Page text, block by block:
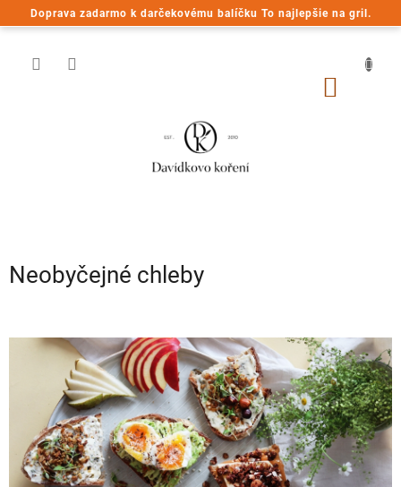
Doprava zadarmo k darčekovému balíčku To najlepšie na gril.
Prejsť
na
Neobyčejné chleby